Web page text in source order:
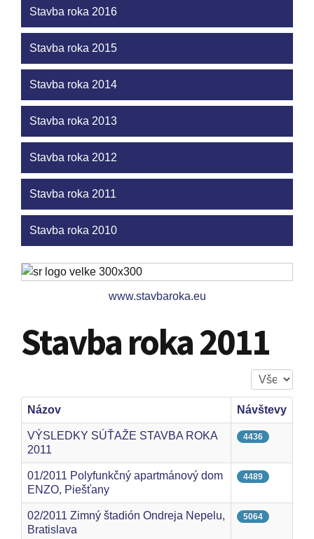
Stavba roka 2016
Stavba roka 2015
Stavba roka 2014
Stavba roka 2013
Stavba roka 2012
Stavba roka 2011
Stavba roka 2010
www.stavbaroka.eu
Stavba roka 2011
Zobrazené
Názov Návštevy
VÝSLEDKY SÚŤAŽE STAVBA ROKA
2011
4436
01/2011 Polyfunkčný apartmánový dom
ENZO, Piešťany
4489
02/2011 Zimný štadión Ondreja Nepelu,
Bratislava
5064